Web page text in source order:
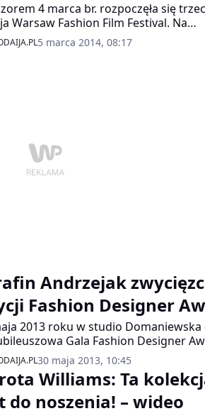
4 marca br. rozpoczęła się
Warsaw Fashion Film Festival. Na
dywanie w Multikinie w Złotych
obok gościa specjalnego, Alexa
5 marca 2014, 08:17
Andrzejak
Fashion Designer
2013 roku w studio Domaniewska
Gala Fashion Designer
w którym zasiedli m.in.: Agnieszka
Jemioł, duet BohoBoco, Dorota
Herbuś, Ada Fijał, Beata Sadowska,
Różena Opalińska, Sabrina Pilewicz
30 maja 2013, 10:45
Williams: Ta
do noszenia! – wideo